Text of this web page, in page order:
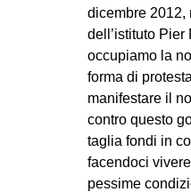
SPORT
DIRITTO
dicembre 2012,
dell’istituto
occupiamo la
forma di
manifestare il
contro questo
taglia fondi in
facendoci
pessime